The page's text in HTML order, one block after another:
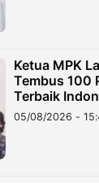
Ketua MPK
Tembus 100
Terbaik
05/08/2026 -